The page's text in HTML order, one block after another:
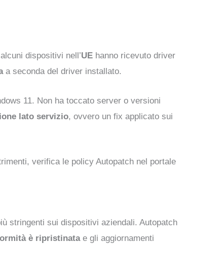
dispositivi nell’UE hanno ricevuto driver
a seconda del driver installato.
11. Non ha toccato server o versioni
lato servizio, ovvero un fix applicato sui
verifica le policy Autopatch nel portale
stringenti sui dispositivi aziendali. Autopatch
è ripristinatae gli aggiornamenti